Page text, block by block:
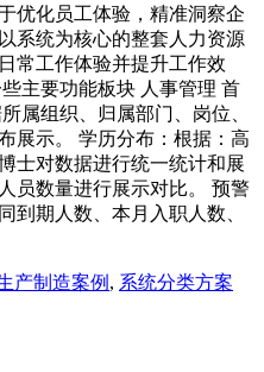
优化员工体验，精准洞察企
系统为核心的整套人力资源
常工作体验并提升工作效
主要功能板块 人事管理 首
属组织、归属部门、岗位、
展示。 学历分布：根据：高
士对数据进行统一统计和展
员数量进行展示对比。 预警
到期人数、本月入职人数、
产制造案例 , 系统分类方案